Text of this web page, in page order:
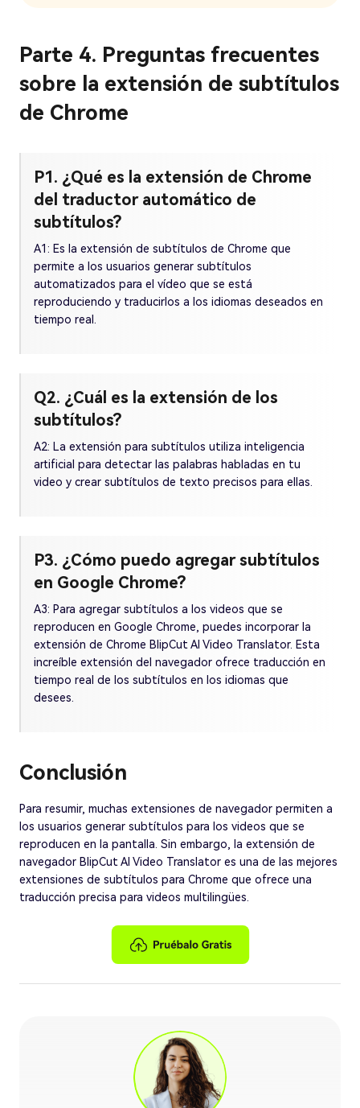
Parte 4. Preguntas frecuentes
sobre la extensión de subtítulos
de Chrome
P1. ¿Qué es la extensión de Chrome
del traductor automático de
subtítulos?
A1: Es la extensión de subtítulos de Chrome que
permite a los usuarios generar subtítulos
automatizados para el vídeo que se está
reproduciendo y traducirlos a los idiomas deseados en
tiempo real.
Q2. ¿Cuál es la extensión de los
subtítulos?
A2: La extensión para subtítulos utiliza inteligencia
artificial para detectar las palabras habladas en tu
video y crear subtítulos de texto precisos para ellas.
P3. ¿Cómo puedo agregar subtítulos
en Google Chrome?
A3: Para agregar subtítulos a los videos que se
reproducen en Google Chrome, puedes incorporar la
extensión de Chrome BlipCut AI Video Translator. Esta
increíble extensión del navegador ofrece traducción en
tiempo real de los subtítulos en los idiomas que
desees.
Conclusión
Para resumir, muchas extensiones de navegador permiten a
los usuarios generar subtítulos para los videos que se
reproducen en la pantalla. Sin embargo, la extensión de
navegador BlipCut AI Video Translator es una de las mejores
extensiones de subtítulos para Chrome que ofrece una
traducción precisa para videos multilingües.